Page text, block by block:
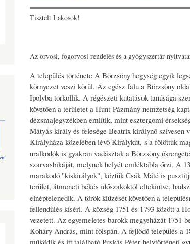
Tisztelt Lakosok!
Az orvosi, fogorvosi rendelés és a gyógyszertár
A település története A Börzsöny hegység egyik
környezet veszi körül. Az egész falu a Börzsöny
Ipolyba torkollik. A régészeti kutatások tanúsága
követően a területet a Hunt-Pázmány nemzetség
dézsmajegyzékben említik, mint esztergomi
Mátyás király és felesége Beatrix királynő szívesen
Királyháza közelében lévő Királykút, s a fölöttük
uralkodók is gyakran vadásztak a Börzsöny
szarvasbikáját, melynek helyét emléktábla őrzi. A
marakodó "kiskirályok", köztük Csák Máté is
terület, átmeneti békés időszakoktól eltekintve,
elnéptelenedik. A török kiűzését követően a
fellendülés kíséri. A község 1751 és 1793 között a
vezetett. Az egyemeletes barokk megyeházát
Koháry András, mint főispán. A fejlődő település a
működik és itt található Puskás Péter helytörténeti